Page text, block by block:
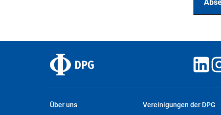
Über uns Vereinigungen der DPG